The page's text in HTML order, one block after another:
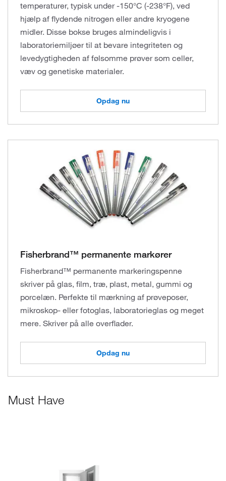
temperaturer, typisk under -150°C (-238°F), ved
hjælp af flydende nitrogen eller andre kryogene
midler. Disse bokse bruges almindeligvis i
laboratoriemiljøer til at bevare integriteten og
levedygtigheden af følsomme prøver som celler,
væv og genetiske materialer.
Opdag nu
Fisherbrand™ permanente markører
Fisherbrand™ permanente markeringspenne
skriver på glas, film, træ, plast, metal, gummi og
porcelæn. Perfekte til mærkning af prøveposer,
mikroskop- eller fotoglas, laboratorieglas og meget
mere. Skriver på alle overflader.
Opdag nu
Must Have